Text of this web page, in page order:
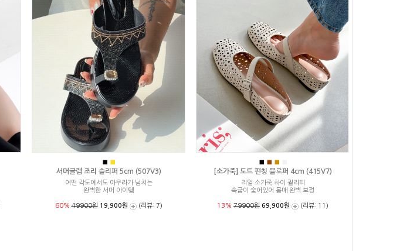
■ ■
서머글램 조리 슬리퍼 5cm (507V3)
어떤 각도에서도 아우라가 넘치는
완벽한 서머 아이템
60%49900원 19,900원 (리뷰: 7)
■ ■ ■
[소가죽] 도트 펀칭 블로퍼 4cm (415V7)
리얼 소가죽 하이 퀄리티
속굽이 숨어있어 몸매 완벽 보정
13% 79900원 69,900원 (리뷰: 11)